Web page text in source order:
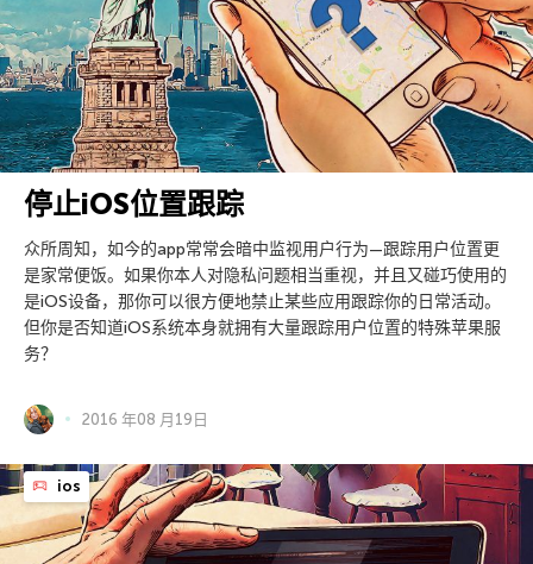
停止iOS位置跟踪
众所周知，如今的app常常会暗中监视用户行为—跟踪用户位置更
是家常便饭。如果你本人对隐私问题相当重视，并且又碰巧使用的
是iOS设备，那你可以很方便地禁止某些应用跟踪你的日常活动。
但你是否知道iOS系统本身就拥有大量跟踪用户位置的特殊苹果服
务？
2016 年08 月19日
ios